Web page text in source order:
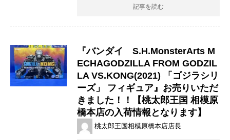
記事を読む
『バンダイ S.H.MonsterArts M
ECHAGODZILLA ​FROM ​GODZIL
LA ​VS.KONG(2021) 「ゴジラシリ
ーズ」 フィギュア』お売りいただ
きました！！【桃太郎王国 相模原
橋本店の入荷情報となります】
桃太郎王国相模原橋本店店長